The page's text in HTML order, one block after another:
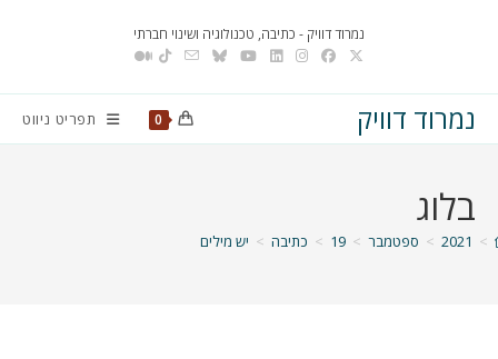
נמרוד דוויק - כתיבה, טכנולוגיה ושינוי חברתי
נמרוד דוויק 0 תפריט ניווט
בלוג
>
2021
> ספטמבר >
19
> כתיבה > יש מילים